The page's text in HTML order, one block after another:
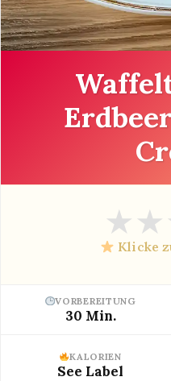
★★
Klicke
VORBEREITUNG
30 Min.
KALORIEN
See Label